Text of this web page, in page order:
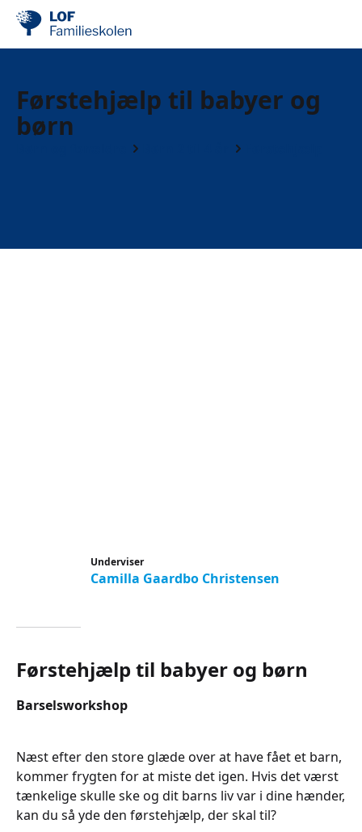
Førstehjælp til babyer og
børn
Underviser
Camilla Gaardbo Christensen
Førstehjælp til babyer og børn
Barselsworkshop
Næst efter den store glæde over at have fået et barn,
kommer frygten for at miste det igen. Hvis det værst
tænkelige skulle ske og dit barns liv var i dine hænder,
kan du så yde den førstehjælp, der skal til?